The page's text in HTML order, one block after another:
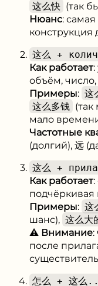
这么快 (так
Нюанс:
конструкция
这么 +
Как работает:
объём,
Примеры: 这
这么多钱 (так
мало
Частотные
(долгий), 远
这么 +
Как работает:
подчёркивая
Примеры: 这
шанс), 这么大
⚠️ Внимание:
после
怎么 + 这么